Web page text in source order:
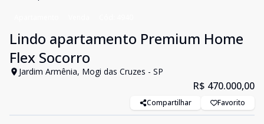
Lindo apartamento Premium Home
Flex Socorro
Jardim Armênia, Mogi das Cruzes - SP
R$ 470.000,00
Compartilhar Favorito